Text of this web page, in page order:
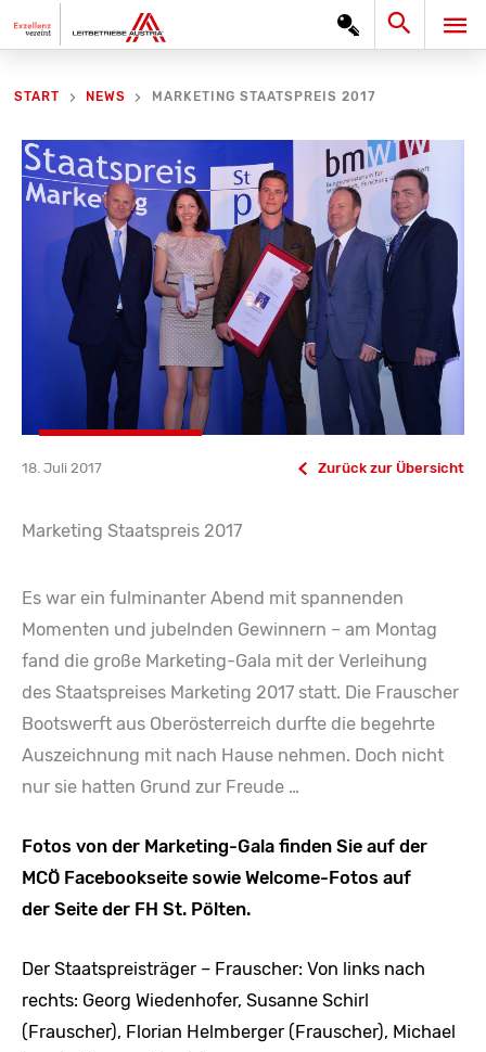
Inhalt
Search
START NEWS MARKETING STAATSPREIS 2017
18. Juli 2017 Zurück zur Übersicht
Marketing Staatspreis 2017
Es war ein fulminanter Abend mit spannenden
Momenten und jubelnden Gewinnern – am Montag
fand die große Marketing-Gala mit der Verleihung
des Staatspreises Marketing 2017 statt. Die Frauscher
Bootswerft aus Oberösterreich durfte die begehrte
Auszeichnung mit nach Hause nehmen. Doch nicht
nur sie hatten Grund zur Freude …
Fotos von der Marketing-Gala finden Sie auf der
MCÖ Facebookseite sowie Welcome-Fotos auf
der Seite der FH St. Pölten.
Der Staatspreisträger – Frauscher: Von links nach
rechts: Georg Wiedenhofer, Susanne Schirl
(Frauscher), Florian Helmberger (Frauscher), Michael